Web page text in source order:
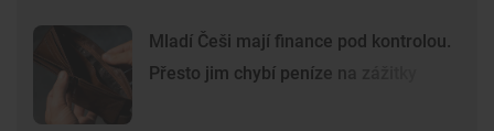
Mladí Češi mají finance pod kontrolou.
Přesto jim chybí peníze na zážitky